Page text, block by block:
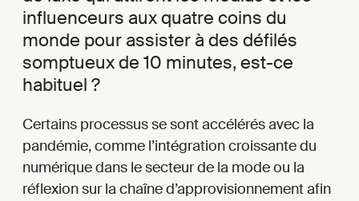
influenceurs aux quatre coins du
monde pour assister à des défilés
somptueux de 10 minutes, est-ce
habituel ?
Certains processus se sont accélérés avec la
pandémie, comme l’intégration croissante du
numérique dans le secteur de la mode ou la
réflexion sur la chaîne d’approvisionnement afin